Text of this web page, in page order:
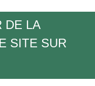
DE LA
SITE SUR